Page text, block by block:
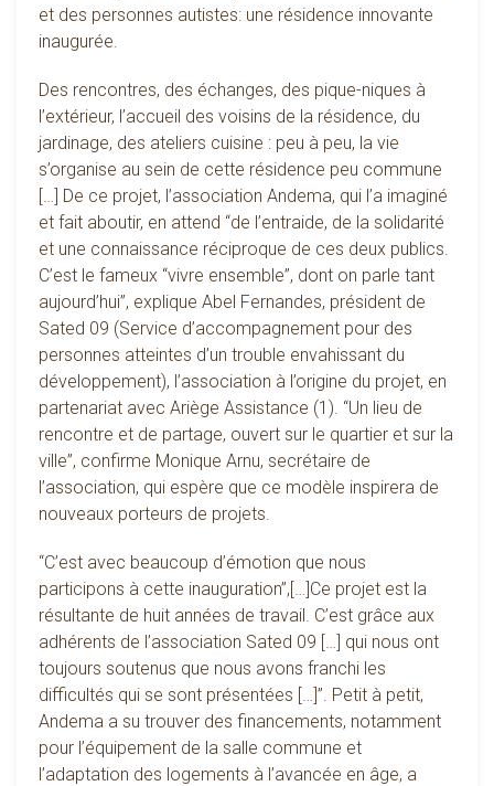
et des personnes autistes: une résidence innovante
inaugurée.
Des rencontres, des échanges, des pique-niques à
l’extérieur, l’accueil des voisins de la résidence, du
jardinage, des ateliers cuisine : peu à peu, la vie
s’organise au sein de cette résidence peu commune
[…] De ce projet, l’association Andema, qui l’a imaginé
et fait aboutir, en attend “de l’entraide, de la solidarité
et une connaissance réciproque de ces deux publics.
C’est le fameux “vivre ensemble”, dont on parle tant
aujourd’hui”, explique Abel Fernandes, président de
Sated 09 (Service d’accompagnement pour des
personnes atteintes d’un trouble envahissant du
développement), l’association à l’origine du projet, en
partenariat avec Ariège Assistance (1). “Un lieu de
rencontre et de partage, ouvert sur le quartier et sur la
ville”, confirme Monique Arnu, secrétaire de
l’association, qui espère que ce modèle inspirera de
nouveaux porteurs de projets.
“C’est avec beaucoup d’émotion que nous
participons à cette inauguration”,[…]Ce projet est la
résultante de huit années de travail. C’est grâce aux
adhérents de l’association Sated 09 […] qui nous ont
toujours soutenus que nous avons franchi les
difficultés qui se sont présentées […]”. Petit à petit,
Andema a su trouver des financements, notamment
pour l’équipement de la salle commune et
l’adaptation des logements à l’avancée en âge, a